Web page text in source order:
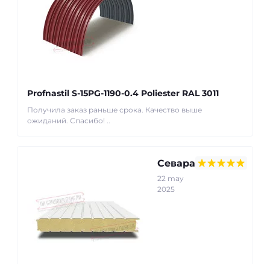
Profnastil S-15PG-1190-0.4 Poliester RAL 3011
Получила заказ раньше срока. Качество выше
ожиданий. Спасибо! ..
Севара
22 may
2025